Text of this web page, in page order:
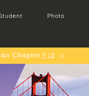
Photo
Chapterとは